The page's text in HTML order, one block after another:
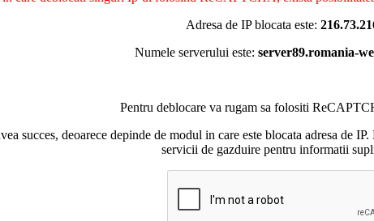
Adresa de IP blocata este:
Numele serverului este: server89.romania-
Pentru deblocare va rugam sa folositi
succes, deoarece depinde de modul in care este blocata adresa de
servicii de gazduire pentru informatii